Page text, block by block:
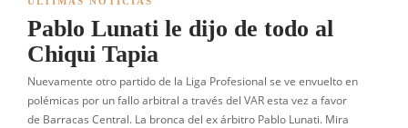
Pablo Lunati le dijo de todo al
Chiqui Tapia
Nuevamente otro partido de la Liga Profesional se ve envuelto en
polémicas por un fallo arbitral a través del VAR esta vez a favor
de Barracas Central. La bronca del ex árbitro Pablo Lunati. Mira